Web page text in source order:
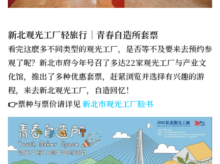
新北观光工厂轻旅行｜青春自造所套票
看完这麽多不同类型的观光工厂，是否等不及要来去预约参
观了呢？新北市府今年号召了多达22家观光工厂与产业文
化馆，推出了多种优惠套票，赶紧浏览并选择有兴趣的游
程，来去新北观光工厂，自造回忆！
👉票种与票价请详见新北市观光工厂脸书